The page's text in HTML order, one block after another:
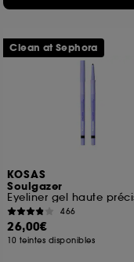
KOSAS
Soulgazer
466
26,00€
10 teintes disponibles
Clean at Sephora